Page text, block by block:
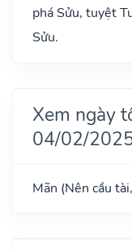
phá Sửu, tuyệt
Sửu.
Xem ngày
04/02/
Mãn (Nên cầu